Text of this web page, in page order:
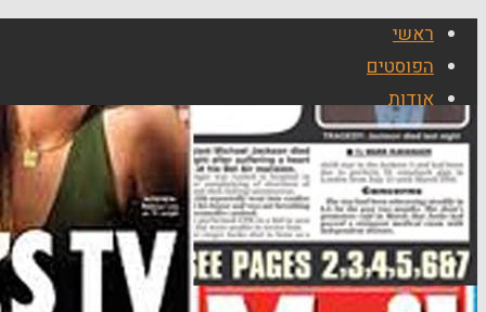
ראשי
הפוסטים
אודות
חדשות סייבר
אלבומים
שקיעות
שעות הדמדומים מגג ביתנו – יוני 2011
לאחר השקיעה – טיילת ת"א 13/10/2011
שקיעה – מבט מרמת גן – 6/6/2012